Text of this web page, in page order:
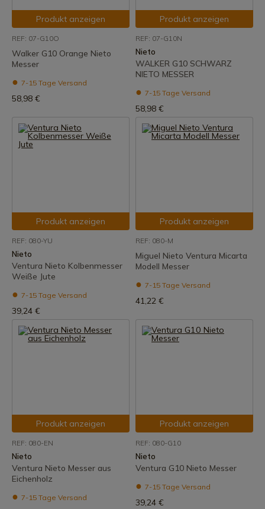
Produkt anzeigen
REF: 07-G10O
Walker G10 Orange Nieto
Messer
7-15 Tage Versand
58,98 €
Produkt anzeigen
REF: 07-G10N
Nieto
WALKER G10 SCHWARZ
NIETO MESSER
7-15 Tage Versand
58,98 €
Produkt anzeigen
REF: 080-YU
Nieto
Ventura Nieto Kolbenmesser
Weiße Jute
7-15 Tage Versand
39,24 €
Produkt anzeigen
REF: 080-M
Miguel Nieto Ventura Micarta
Modell Messer
7-15 Tage Versand
41,22 €
Produkt anzeigen
REF: 080-EN
Nieto
Ventura Nieto Messer aus
Eichenholz
7-15 Tage Versand
Produkt anzeigen
REF: 080-G10
Nieto
Ventura G10 Nieto Messer
7-15 Tage Versand
39,24 €